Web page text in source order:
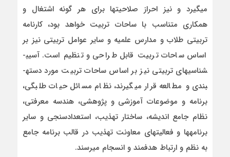
می­گیرد و نیز احراز صلاحیت­ها برای هر گونه اشتغال و
همکاری متناسب با ساحات تربیت خواهد بود، کارنامه
تربیتی طلاب و مدارس علمیه و سایر عوامل تربیتی نیز بر
اساس ساحات تربیت قابل طراحی و تنظیم است. آسیب­
شناسی­های تربیتی نیز بر اساس ساحات تربیت مورد دسته­
بندی و مطالعه قرار می­گیرند، نظام مسائل حیات طلبگی،
برنامه و موضوعات آموزشی و پژوهشی، هندسه معرفتی،
نظام جامع اندیشه، ساختار تهذیب، استعدادسنجی و سایر
برنامه­ها و فعالیت­های معاونت تهذیب در قالب برنامه جامع
به نظم و ارتباط هدفمند و انسجام می­رسند.